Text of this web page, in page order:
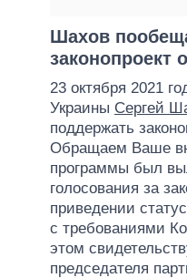
Шахов
законопроект
23 октября 2021
Украины Сергей
поддержать
Обращаем Ваше
программы был
голосования за
приведении
с требованиями
этом
председателя